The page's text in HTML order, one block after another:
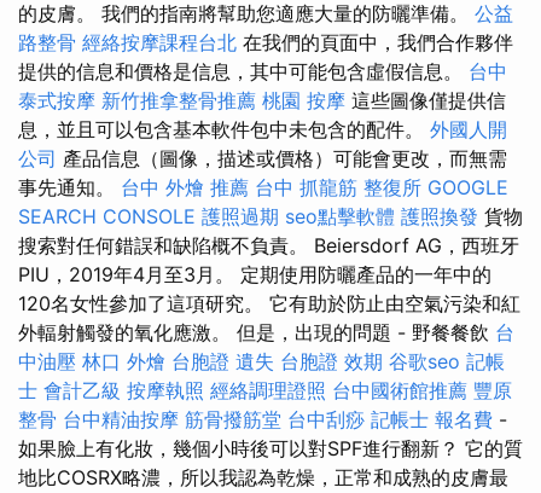
的皮膚。 我們的指南將幫助您適應大量的防曬準備。 公益
路整骨 經絡按摩課程台北 在我們的頁面中，我們合作夥伴
提供的信息和價格是信息，其中可能包含虛假信息。 台中
泰式按摩 新竹推拿整骨推薦 桃園 按摩 這些圖像僅提供信
息，並且可以包含基本軟件包中未包含的配件。 外國人開
公司 產品信息（圖像，描述或價格）可能會更改，而無需
事先通知。 台中 外燴 推薦 台中 抓龍筋 整復所 GOOGLE
SEARCH CONSOLE 護照過期 seo點擊軟體 護照換發 貨物
搜索對任何錯誤和缺陷概不負責。 Beiersdorf AG，西班牙
PIU，2019年4月至3月。 定期使用防曬產品的一年中的
120名女性參加了這項研究。 它有助於防止由空氣污染和紅
外輻射觸發的氧化應激。 但是，出現的問題 - 野餐餐飲 台
中油壓 林口 外燴 台胞證 遺失 台胞證 效期 谷歌seo 記帳
士 會計乙級 按摩執照 經絡調理證照 台中國術館推薦 豐原
整骨 台中精油按摩 筋骨撥筋堂 台中刮痧 記帳士 報名費 -
如果臉上有化妝，幾個小時後可以對SPF進行翻新？ 它的質
地比COSRX略濃，所以我認為乾燥，正常和成熟的皮膚最